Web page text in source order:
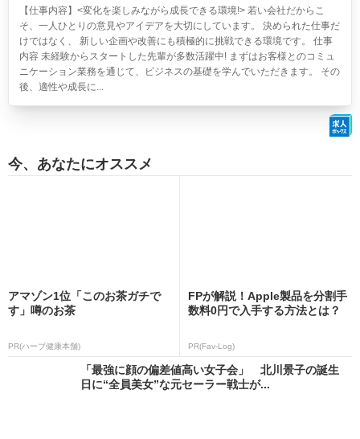
【仕事内容】<変化を楽しみながら成長できる環境!> 若い会社だからこ
そ、一人ひとりの意見やアイデアを大切にしています。 決められた仕事だ
けではなく、 新しい企画や改善にも積極的に挑戦できる環境です。 仕事
内容 未経験からスタートした先輩が多数活躍中! まずはお客様とのコミュ
ニケーション業務を通じて、ビジネスの基礎を学んでいただきます。 その
後、適性や成長に...
今、あなたにオススメ
アマゾン1位「このお茶ガチで
す」噂のお茶
PR(ハーブ健康本舗)
FPが解説！Apple製品を分割手
数料0円で入手する方法とは？
PR(Fav-Log)
「最強に顔の偏差値高い女子会」 北川景子の誕生
日に“全員美女”な元セーラー戦士が...